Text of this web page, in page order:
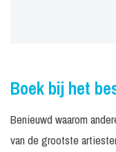
Boek bij het
Benieuwd waarom
van de grootste